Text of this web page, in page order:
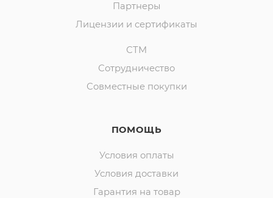
Партнеры
Лицензии и сертификаты
СТМ
Сотрудничество
Совместные покупки
ПОМОЩЬ
Условия оплаты
Условия доставки
Гарантия на товар